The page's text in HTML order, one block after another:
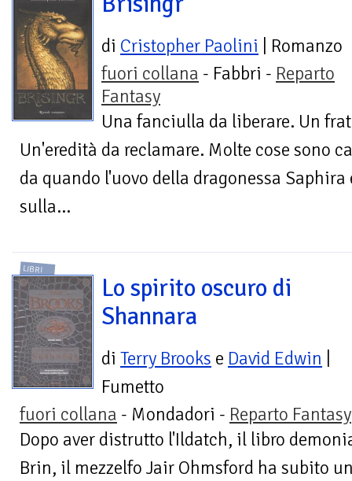
di Cristopher Paolini | Romanzo
fuori collana - Fabbri - Reparto
Fantasy
Una fanciulla da liberare. Un
Un'eredità da reclamare. Molte cose sono
da quando l'uovo della dragonessa
sulla...
LIBRI
Lo spirito oscuro di
Shannara
di Terry Brooks e David Edwin
Fumetto
fuori collana - Mondadori - Reparto Fantasy
Dopo aver distrutto l'Ildatch, il libro
Brin, il mezzelfo Jair Ohmsford ha subito